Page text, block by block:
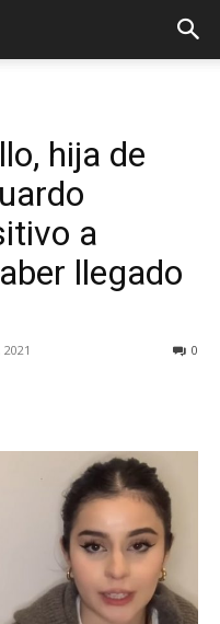
hija de
a
llegado
0